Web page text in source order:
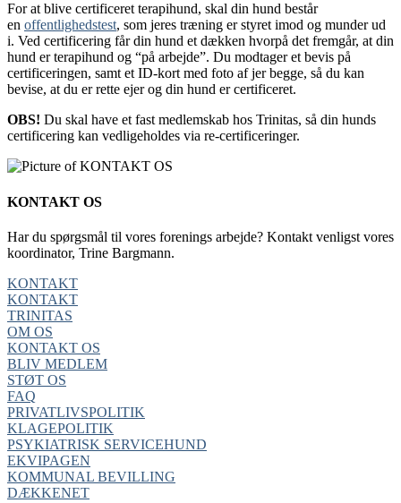
For at blive certificeret terapihund, skal din hund består
en offentlighedstest, som jeres træning er styret imod og munder ud
i. Ved certificering får din hund et dækken hvorpå det fremgår, at din
hund er terapihund og “på arbejde”. Du modtager et bevis på
certificeringen, samt et ID-kort med foto af jer begge, så du kan
bevise, at du er rette ejer og din hund er certificeret.
OBS! Du skal have et fast medlemskab hos Trinitas, så din hunds
certificering kan vedligeholdes via re-certificeringer.
KONTAKT OS
Har du spørgsmål til vores forenings arbejde? Kontakt venligst vores
koordinator, Trine Bargmann.
KONTAKT
KONTAKT
TRINITAS
OM OS
KONTAKT OS
BLIV MEDLEM
STØT OS
FAQ
PRIVATLIVSPOLITIK
KLAGEPOLITIK
PSYKIATRISK SERVICEHUND
EKVIPAGEN
KOMMUNAL BEVILLING
DÆKKENET